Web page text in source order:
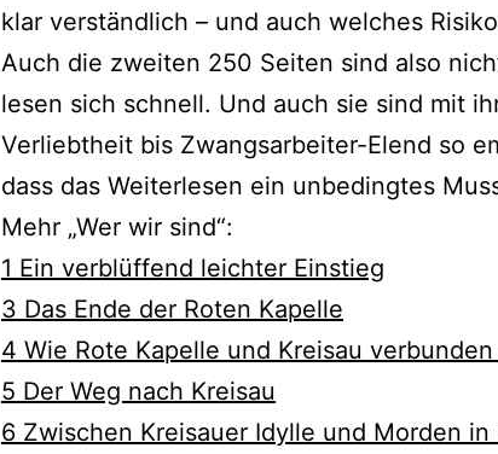
klar verständlich – und auch welches
Auch die zweiten 250 Seiten sind also
lesen sich schnell. Und auch sie sind mit
Verliebtheit bis Zwangsarbeiter-Elend so
dass das Weiterlesen ein unbedingtes
Mehr „Wer wir sind“:
1 Ein verblüffend leichter Einstieg
3 Das Ende der Roten Kapelle
4 Wie Rote Kapelle und Kreisau
5 Der Weg nach Kreisau
6 Zwischen Kreisauer Idylle und Morden in